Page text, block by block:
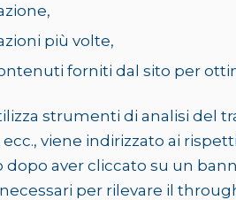
più volte,
forniti dal sito per
strumenti di analisi del
viene indirizzato ai
dopo aver cliccato su un
per rilevare il